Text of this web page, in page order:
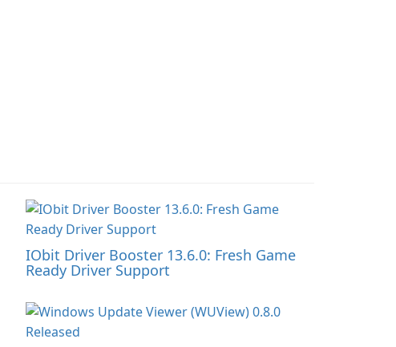
IObit Driver Booster 13.6.0: Fresh Game
Ready Driver Support